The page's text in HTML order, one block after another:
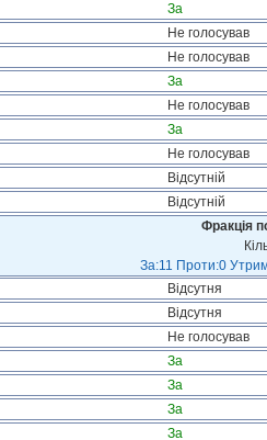
За
Не голосував
Не голосував
За
Не голосував
За
Не голосував
Відсутній
Відсутній
Фракція
За:11 Проти:0
Відсутня
Відсутня
Не голосував
За
За
За
За